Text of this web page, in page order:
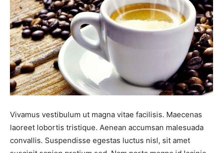
Vivamus vestibulum ut magna vitae facilisis. Maecenas
laoreet lobortis tristique. Aenean accumsan malesuada
convallis. Suspendisse egestas luctus nisl, sit amet